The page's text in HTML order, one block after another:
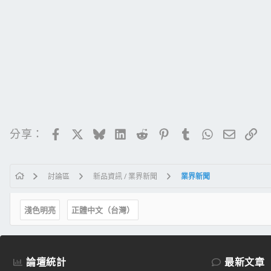
分享： FacebookBlueskyLinkedIn
RedditPinterestTumblrWhatsApp
電子郵件
連結
討論區 新品資訊 / 業界新聞 業界新聞
淺色明亮 正體中文（台灣）
論壇統計 最新文章